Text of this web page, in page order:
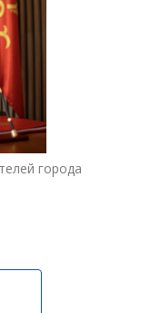
города